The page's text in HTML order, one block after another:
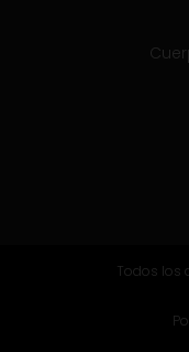
Todos los